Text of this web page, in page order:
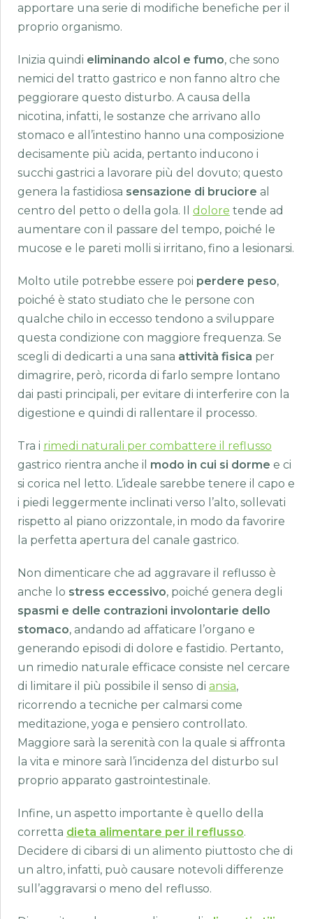
apportare una serie di modifiche benefiche per il
proprio organismo.
Inizia quindi eliminando alcol e fumo, che sono
nemici del tratto gastrico e non fanno altro che
peggiorare questo disturbo. A causa della
nicotina, infatti, le sostanze che arrivano allo
stomaco e all’intestino hanno una composizione
decisamente più acida, pertanto inducono i
succhi gastrici a lavorare più del dovuto; questo
genera la fastidiosa sensazione di bruciore al
centro del petto o della gola. Il dolore tende ad
aumentare con il passare del tempo, poiché le
mucose e le pareti molli si irritano, fino a lesionarsi.
Molto utile potrebbe essere poi perdere peso,
poiché è stato studiato che le persone con
qualche chilo in eccesso tendono a sviluppare
questa condizione con maggiore frequenza. Se
scegli di dedicarti a una sana attività fisica per
dimagrire, però, ricorda di farlo sempre lontano
dai pasti principali, per evitare di interferire con la
digestione e quindi di rallentare il processo.
Tra i rimedi naturali per combattere il reflusso
gastrico rientra anche il modo in cui si dorme e ci
si corica nel letto. L’ideale sarebbe tenere il capo e
i piedi leggermente inclinati verso l’alto, sollevati
rispetto al piano orizzontale, in modo da favorire
la perfetta apertura del canale gastrico.
Non dimenticare che ad aggravare il reflusso è
anche lo stress eccessivo, poiché genera degli
spasmi e delle contrazioni involontarie dello
stomaco, andando ad affaticare l’organo e
generando episodi di dolore e fastidio. Pertanto,
un rimedio naturale efficace consiste nel cercare
di limitare il più possibile il senso di ansia,
ricorrendo a tecniche per calmarsi come
meditazione, yoga e pensiero controllato.
Maggiore sarà la serenità con la quale si affronta
la vita e minore sarà l’incidenza del disturbo sul
proprio apparato gastrointestinale.
Infine, un aspetto importante è quello della
corretta dieta alimentare per il reflusso.
Decidere di cibarsi di un alimento piuttosto che di
un altro, infatti, può causare notevoli differenze
sull’aggravarsi o meno del reflusso.